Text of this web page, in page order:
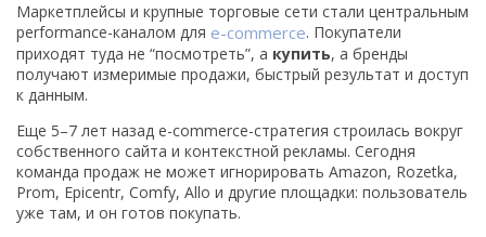
Маркетплейсы и крупные торговые сети стали центральным
performance-каналом для e-commerce. Покупатели
приходят туда не “посмотреть”, а купить, а бренды
получают измеримые продажи, быстрый результат и доступ
к данным.
Еще 5–7 лет назад e-commerce-стратегия строилась вокруг
собственного сайта и контекстной рекламы. Сегодня
команда продаж не может игнорировать Amazon, Rozetka,
Prom, Epicentr, Comfy, Allo и другие площадки: пользователь
уже там, и он готов покупать.